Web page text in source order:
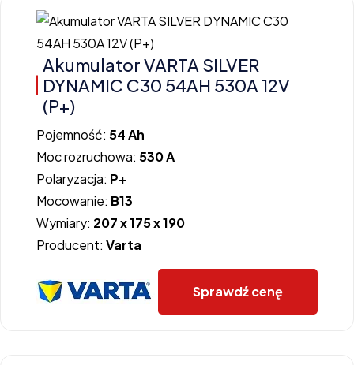
Akumulator VARTA SILVER
DYNAMIC C30 54AH 530A 12V
(P+)
Pojemność: 54 Ah
Moc rozruchowa: 530 A
Polaryzacja: P+
Mocowanie: B13
Wymiary: 207 x 175 x 190
Producent: Varta
Sprawdź cenę